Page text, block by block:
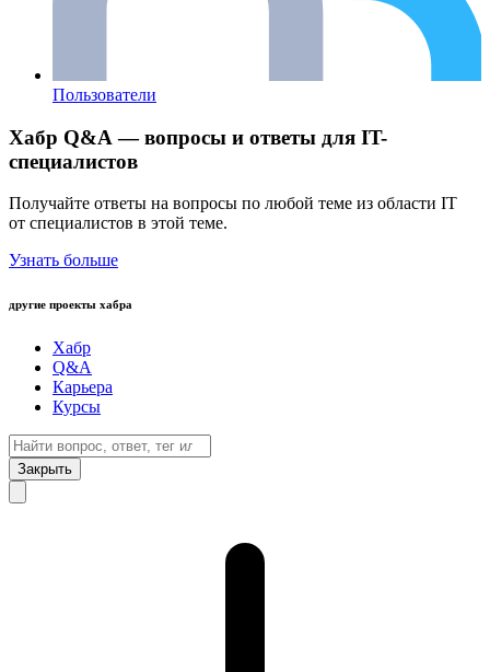
Пользователи
Хабр Q&A — вопросы и ответы для IT-
специалистов
Получайте ответы на вопросы по любой теме из области IT
от специалистов в этой теме.
Узнать больше
другие проекты хабра
Хабр
Q&A
Карьера
Курсы
Закрыть